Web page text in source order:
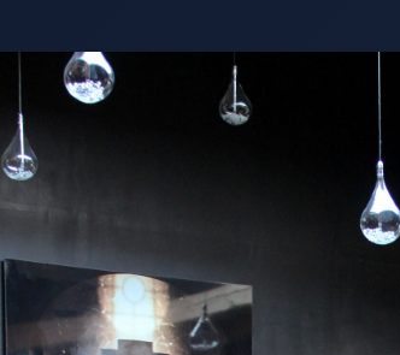
Choisir un Restaurant Val de Marne adapté à ses envies demande un
moment simple ou plus raffiné. Le soin apporté au cadre dans un
de Marne devient plus attractive lorsqu’elle reste diversifiée. La
frais. Un accueil chaleureux renforce naturellement l’attrait d’un
au confort global de la sortie. Un Restaurant Val de Marne bien
Restaurant Val de Marne agréable renforce le plaisir de sortir. Un
autour d’un repas. La perception du prix joue un rôle important dans
la réputation d’un Restaurant Val de Marne. La constance du service
en ligne apportent des repères avant de tester un Restaurant Val de
classique ou créatif. Une réservation préalable reste souvent utile
accueillant pour petits et grands est souvent recherché. Pour un tête-
Restaurant Val de Marne peut marquer les esprits par le soin visuel
présente une propreté irréprochable. Le choix d’un Restaurant Val de
Un Restaurant Val de Marne peut se distinguer durablement dans son
premiers instants. L’implication de l’équipe fait progresser la
veille à l’exécution de chaque plat. Les entrées permettent à un
détermine souvent la satisfaction dans un Restaurant Val de Marne.
Marne. Un Restaurant Val de Marne bénéficiant de bons retours
efficacement l’offre d’un Restaurant Val de Marne. Un Restaurant